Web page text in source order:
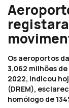
Os aeroportos
3,062 milhões
2022, indicou
(DREM),
homólogo de